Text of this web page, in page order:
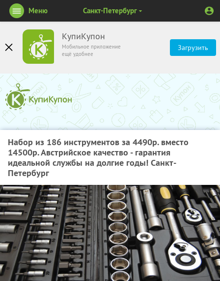
КупиКупон
Мобильное приложение
ещё удобнее
Загрузить
Меню Санкт-Петербург
Набор из 186 инструментов за 4490р. вместо
14500р. Австрийское качество - гарантия
идеальной службы на долгие годы! Санкт-
Петербург